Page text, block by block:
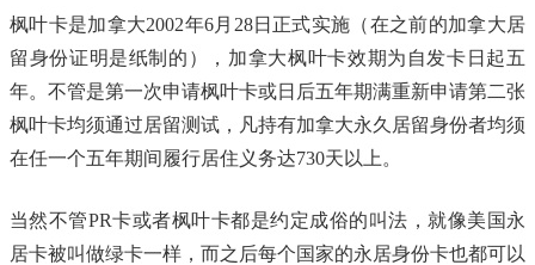
枫叶卡是加拿大2002年6月28日正式实施（在之前的加拿大居
留身份证明是纸制的），加拿大枫叶卡效期为自发卡日起五
年。不管是第一次申请枫叶卡或日后五年期满重新申请第二张
枫叶卡均须通过居留测试，凡持有加拿大永久居留身份者均须
在任一个五年期间履行居住义务达730天以上。
当然不管PR卡或者枫叶卡都是约定成俗的叫法，就像美国永
居卡被叫做绿卡一样，而之后每个国家的永居身份卡也都可以